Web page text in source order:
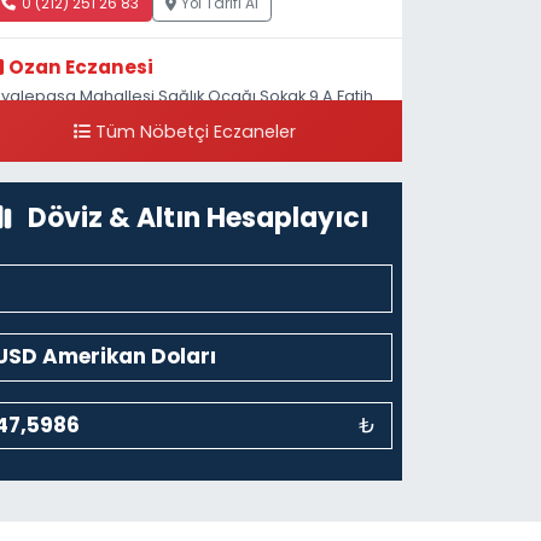
Ozan Eczanesi
Mahallesi Sağlık Ocağı Sokak 9 A Fatih
Tüm Nöbetçi Eczaneler
Döviz & Altın Hesaplayıcı
₺